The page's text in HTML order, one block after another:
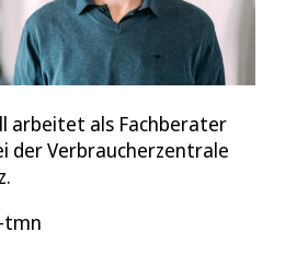
arbeitet als Fachberater
der Verbraucherzentrale
tmn